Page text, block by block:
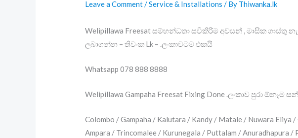
Leave a Comment/Service & Installations / By Thiwanka.lk
Welipillawa Freesat සම්භන්ධතා සවිකිරීම අවසන් , මාසික ගාස්තු
ලබාගන්න – තිවංක Lk – .ලංකාවටම එකයි
Whatsapp 078 888 8888
Welipillawa Gampaha Freesat Fixing Done .ලංකාව පුරා
Colombo / Gampaha / Kalutara / Kandy / Matale / Nuwara
Ampara / Trincomalee / Kurunegala / Puttalam /